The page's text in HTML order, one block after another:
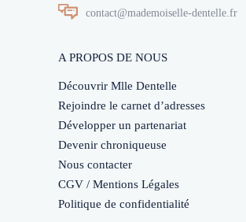
contact@mademoiselle-dentelle.fr
A PROPOS DE NOUS
Découvrir Mlle Dentelle
Rejoindre le carnet d’adresses
Développer un partenariat
Devenir chroniqueuse
Nous contacter
CGV / Mentions Légales
Politique de confidentialité